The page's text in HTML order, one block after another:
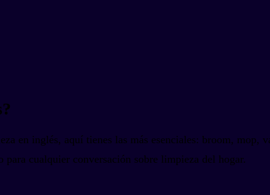
en inglés, aquí tienes las más esenciales: broom, mop,
para cualquier conversación sobre limpieza del hogar.